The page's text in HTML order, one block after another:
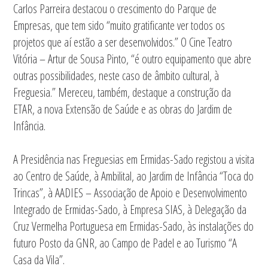
Carlos Parreira destacou o crescimento do Parque de
Empresas, que tem sido “muito gratificante ver todos os
projetos que aí estão a ser desenvolvidos.” O Cine Teatro
Vitória – Artur de Sousa Pinto, “é outro equipamento que abre
outras possibilidades, neste caso de âmbito cultural, à
Freguesia.” Mereceu, também, destaque a construção da
ETAR, a nova Extensão de Saúde e as obras do Jardim de
Infância.
A Presidência nas Freguesias em Ermidas-Sado registou a visita
ao Centro de Saúde, à Ambilital, ao Jardim de Infância “Toca do
Trincas”, à AADIES – Associação de Apoio e Desenvolvimento
Integrado de Ermidas-Sado, à Empresa SIAS, à Delegação da
Cruz Vermelha Portuguesa em Ermidas-Sado, às instalações do
futuro Posto da GNR, ao Campo de Padel e ao Turismo “A
Casa da Vila”.